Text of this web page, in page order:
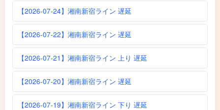
【2026-07-24】湘南新宿ライン 遅延
【2026-07-22】湘南新宿ライン 遅延
【2026-07-21】湘南新宿ライン 上り 遅延
【2026-07-20】湘南新宿ライン 遅延
【2026-07-19】湘南新宿ライン 下り 遅延